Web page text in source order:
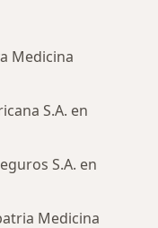
Medicina
S.A. en
S.A. en
Medicina